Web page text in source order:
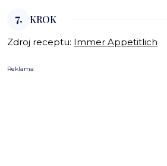
7. KROK
Zdroj receptu: Immer Appetitlich
Reklama